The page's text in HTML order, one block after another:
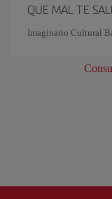
QUE MAL TE
Imaginario Cultural